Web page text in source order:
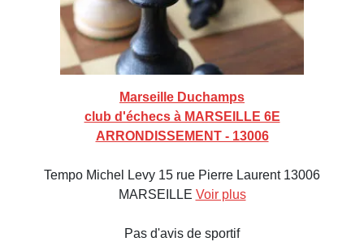
Marseille Duchamps
club d'échecs à MARSEILLE 6E
ARRONDISSEMENT - 13006
Tempo Michel Levy 15 rue Pierre Laurent 13006
MARSEILLE Voir plus
Pas d'avis de sportif